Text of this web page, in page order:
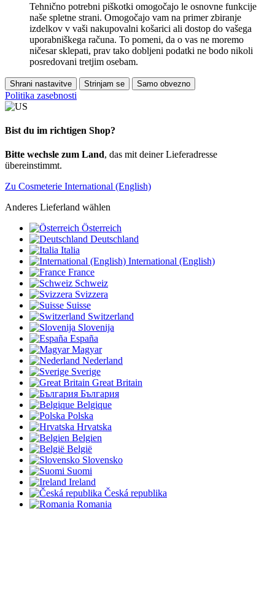
Tehnično potrebni piškotki omogočajo le osnovne funkcije
naše spletne strani. Omogočajo vam na primer zbiranje
izdelkov v vaši nakupovalni košarici ali dostop do vašega
uporabniškega računa. To pomeni, da o vas ne moremo
ničesar sklepati, prav tako dobljeni podatki ne bodo nikoli
posredovani tretjim osebam.
Shrani nastavitve Strinjam se Samo obvezno
Politika zasebnosti
Bist du im richtigen Shop?
Bitte wechsle zum Land, das mit deiner Lieferadresse
übereinstimmt.
Zu Cosmeterie International (English)
Anderes Lieferland wählen
Österreich
Deutschland
Italia
International (English)
France
Schweiz
Svizzera
Suisse
Switzerland
Slovenija
España
Magyar
Nederland
Sverige
Great Britain
България
Belgique
Polska
Hrvatska
Belgien
België
Slovensko
Suomi
Ireland
Česká republika
Romania